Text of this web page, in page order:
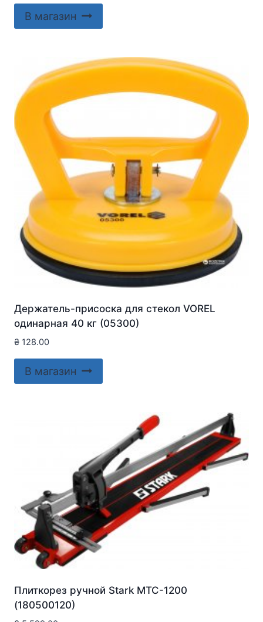
В магазин
Держатель-присоска для стекол VOREL
одинарная 40 кг (05300)
₴ 128.00
В магазин
Плиткорез ручной Stark MTC-1200
(180500120)